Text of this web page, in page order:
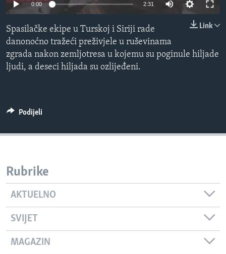
MAGAZIN
O GLASU AMERIKE
Learning English
0:00 2:31
Link
Spasilačke ekipe u Turskoj i Siriji rade
danonoćno tražeći preživjele u ruševinama
zgrada nakon zemljotresa u kojemu su poginule hiljade
ljudi, a deseci hiljada su ozlijeđeni.
Podijeli
Rubrike
AKTUELNO
SVIJET
MAGAZIN